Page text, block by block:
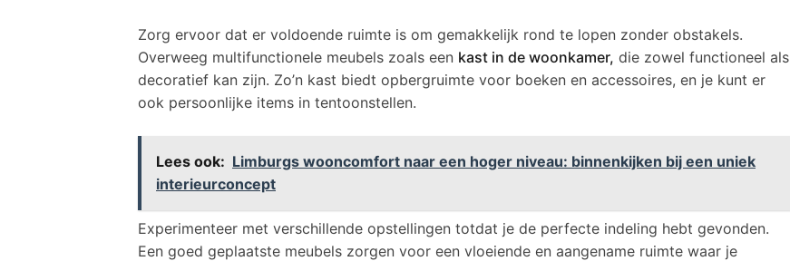
Zorg ervoor dat er voldoende ruimte is om gemakkelijk rond te lopen zonder obstakels.
Overweeg multifunctionele meubels zoals een kast in de woonkamer, die zowel functioneel als
decoratief kan zijn. Zo’n kast biedt opbergruimte voor boeken en accessoires, en je kunt er
ook persoonlijke items in tentoonstellen.
Lees ook: Limburgs wooncomfort naar een hoger niveau: binnenkijken bij een uniek
interieurconcept
Experimenteer met verschillende opstellingen totdat je de perfecte indeling hebt gevonden.
Een goed geplaatste meubels zorgen voor een vloeiende en aangename ruimte waar je